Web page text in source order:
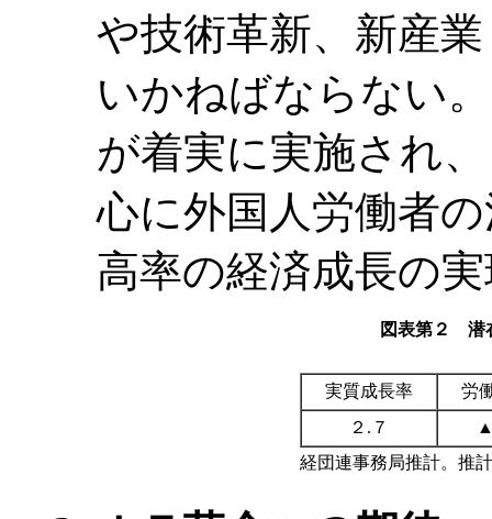
や技術革新、新産
いかねばならない
が着実に実施され
心に外国人労働者
高率の経済成長の
図表第２ 潜
実質成長率
労
２.７
経団連事務局推計。推